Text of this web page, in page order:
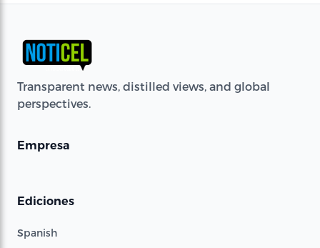
Transparent news, distilled views, and global
perspectives.
Empresa
Ediciones
Spanish